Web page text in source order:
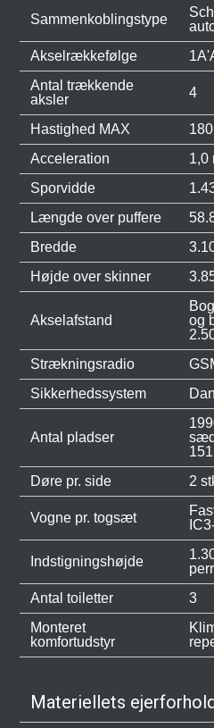
Sammenkoblingstype
Akselrækkefølge
Antal trækkende
aksler
4
Hastighed MAX
Acceleration
1,0
Sporvidde
Længde over puffere
Bredde
Højde over skinner
Akselafstand
og
Strækningsradio
Sikkerhedssystem
Antal pladser
151
Døre pr. side
2
Vogne pr. togsæt
Indstigningshøjde
Antal toiletter
3
Monteret
komfortudstyr
Materiellets